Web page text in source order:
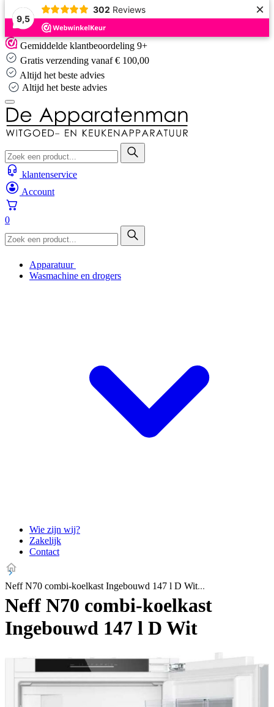
9,5
302 Reviews ×
Skip
to
content
Gemiddelde klantbeoordeling 9+
Gratis verzending vanaf € 100,00
Altijd het beste advies
Altijd het beste advies
klantenservice
Account
0
Apparatuur
Wasmachine en drogers
Wie zijn wij?
Zakelijk
Contact
Neff N70 combi-koelkast Ingebouwd 147 l D Wit
Neff N70 combi-koelkast
Ingebouwd 147 l D Wit